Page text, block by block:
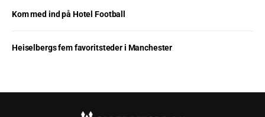
Kom med ind på Hotel Football
Heiselbergs fem favoritsteder i Manchester